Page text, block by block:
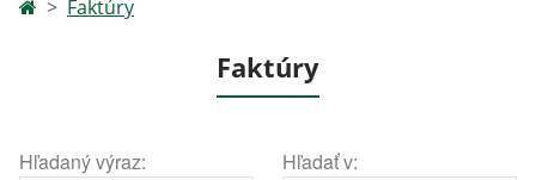
Faktúry
Faktúry
Hľadaný výraz: Hľadať v: